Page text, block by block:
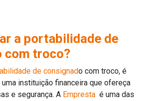
a portabilidade de
com troco?
de consignado com troco, é
instituição financeira que ofereça
e segurança. A Empresta é uma das